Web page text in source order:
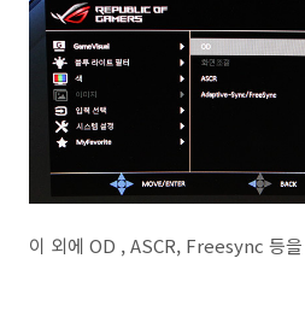
이 외에 OD , ASCR, Freesync 등